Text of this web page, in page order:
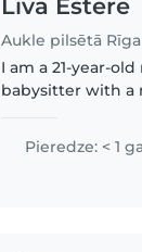
Līva Estere
Aukle pilsētā Rīga
I am a 21-year-
babysitter with a
Growing up as a
child myself, I
Pieredze: < 1